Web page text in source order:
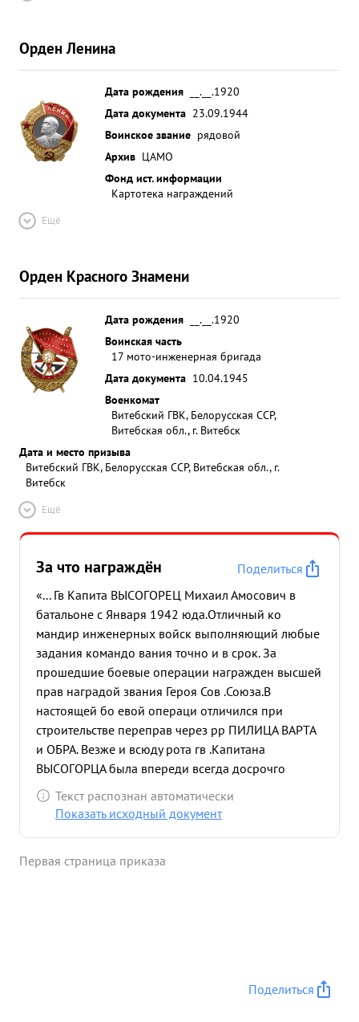
Орден Ленина
Дата рождения
__.__.1920
Дата документа 23.09.1944
Воинское звание рядовой
Архив ЦАМО
Фонд ист. информации
Картотека награждений
Ещё
Орден Красного Знамени
Дата рождения
__.__.1920
Воинская часть
17 мото-инженерная бригада
Дата документа 10.04.1945
Военкомат
Витебский ГВК, Белорусская ССР,
Витебская обл., г. Витебск
Дата и место призыва
Витебский ГВК, Белорусская ССР, Витебская обл., г.
Витебск
Ещё
За что награждён
Поделиться
«... Гв Капита ВЫСОГОРЕЦ Михаил Амосович в
батальоне с Января 1942 юда.Отличный ко
мандир инженерных войск выполняющий любые
задания командо вания точно и в срок. За
прошедшие боевые операции награжден высшей
прав наградой звания Героя Сов .Союза.В
настоящей бо евой операци отличился при
строительстве переправ через рр ПИЛИЦА ВАРТА
и ОБРА. Везже и всюду рота гв .Капитана
ВЫСОГОРЦА была впереди всегда досрочго
качественно выполняла задание командования. р
Барту пришлось форсировать в раза. Все 3 раза,
-мином.огнем противни ка.Сам командир роты
деюрелизуя садер своим постояннымин налетами
на переправу Гв Капитан Высогорец всегда был
Текст распознан автоматически
Показать исходный документ
Первая страница приказа
Поделиться